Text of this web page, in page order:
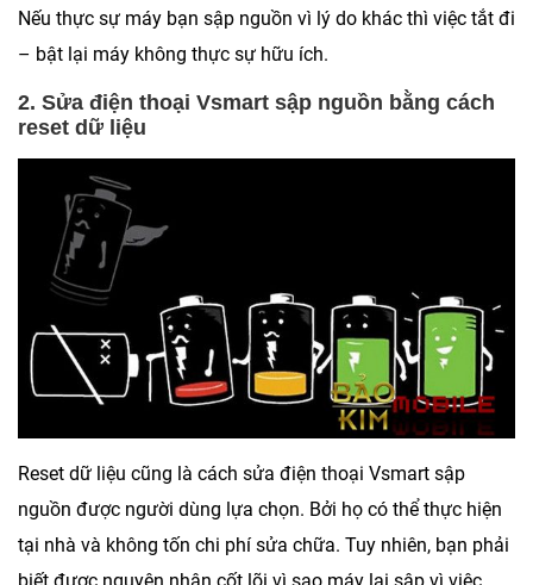
Nếu thực sự máy bạn sập nguồn vì lý do khác thì việc tắt đi
– bật lại máy không thực sự hữu ích.
2. Sửa điện thoại Vsmart sập nguồn bằng cách
reset dữ liệu
Reset dữ liệu cũng là cách sửa điện thoại Vsmart sập
nguồn được người dùng lựa chọn. Bởi họ có thể thực hiện
tại nhà và không tốn chi phí sửa chữa. Tuy nhiên, bạn phải